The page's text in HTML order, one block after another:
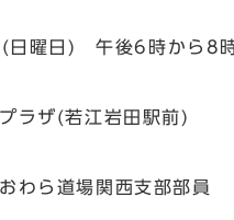
曜日) 午後6時から8
ラザ(若江岩田駅前)
わら道場関西支部部員